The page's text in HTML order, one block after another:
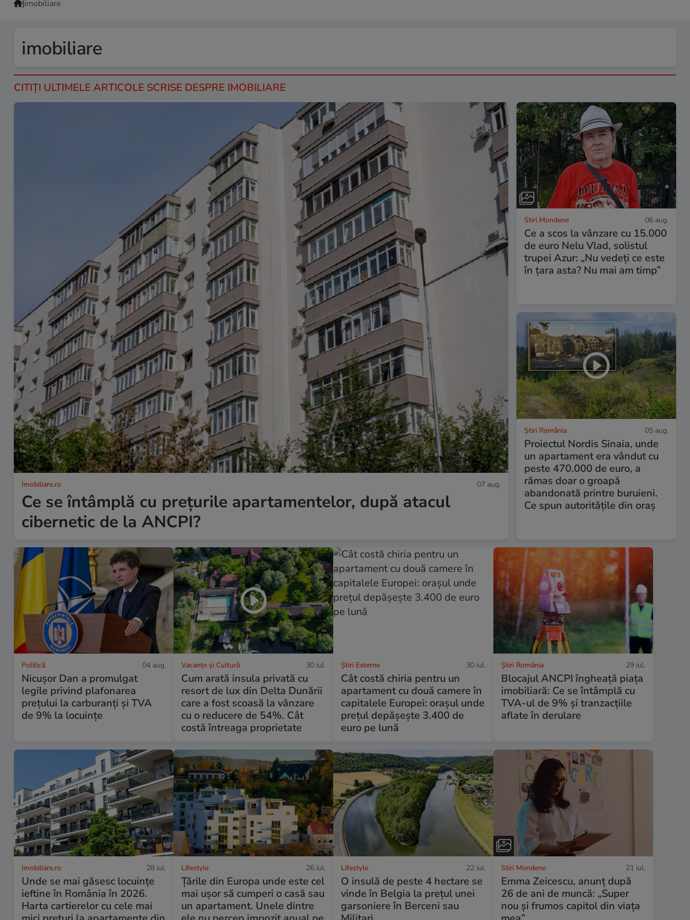
|imobiliare
imobiliare
CITIȚI ULTIMELE ARTICOLE SCRISE DESPRE IMOBILIARE
Imobiliare.ro 07 aug.
Ce se întâmplă cu prețurile apartamentelor, după atacul
cibernetic de la ANCPI?
Stiri Mondene 06 aug.
Ce a scos la vânzare cu 15.000
de euro Nelu Vlad, solistul
trupei Azur: „Nu vedeți ce este
în țara asta? Nu mai am timp”
Știri România 05 aug.
Proiectul Nordis Sinaia, unde
un apartament era vândut cu
peste 470.000 de euro, a
rămas doar o groapă
abandonată printre buruieni.
Ce spun autoritățile din oraș
Politică 04 aug.
Nicușor Dan a promulgat
legile privind plafonarea
prețului la carburanți și TVA
de 9% la locuințe
Vacanțe și Cultură 30 iul.
Cum arată insula privată cu
resort de lux din Delta Dunării
care a fost scoasă la vânzare
cu o reducere de 54%. Cât
costă întreaga proprietate
Știri Externe 30 iul.
Cât costă chiria pentru un
apartament cu două camere în
capitalele Europei: orașul unde
prețul depășește 3.400 de
euro pe lună
Știri România 29 iul.
Blocajul ANCPI îngheață piața
imobiliară: Ce se întâmplă cu
TVA-ul de 9% și tranzacțiile
aflate în derulare
Imobiliare.ro 28 iul.
Unde se mai găsesc locuințe
ieftine în România în 2026.
Harta cartierelor cu cele mai
Lifestyle 26 iul.
Țările din Europa unde este cel
mai ușor să cumperi o casă sau
un apartament. Unele dintre
Lifestyle 22 iul.
O insulă de peste 4 hectare se
vinde în Belgia la prețul unei
garsoniere în Berceni sau
Stiri Mondene 21 iul.
Emma Zeicescu, anunț după
26 de ani de muncă: „Super
nou și frumos capitol din viața